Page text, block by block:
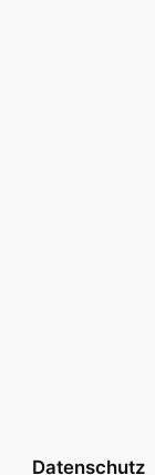
Datenschutz